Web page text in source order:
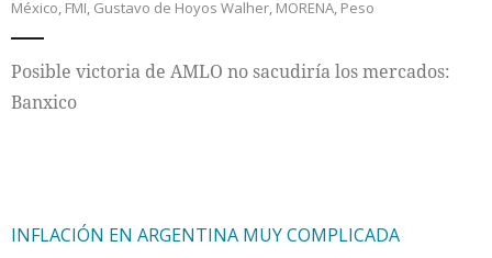
Cultura
México, FMI, Gustavo de Hoyos Walher, MORENA, Peso
Posible victoria de AMLO no sacudiría los mercados:
Banxico
INFLACIÓN EN ARGENTINA MUY COMPLICADA